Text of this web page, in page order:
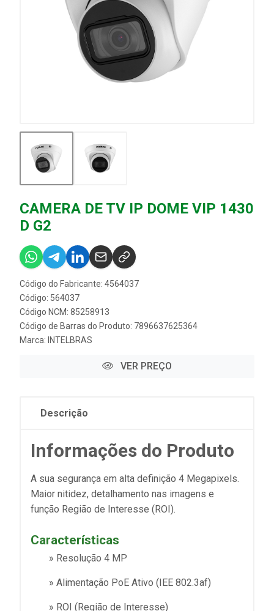
CAMERA DE TV IP DOME VIP 1430
D G2
Código do Fabricante: 4564037
Código: 564037
Código NCM: 85258913
Código de Barras do Produto: 7896637625364
Marca: INTELBRAS
VER PREÇO
Descrição
Informações do Produto
A sua segurança em alta definição 4 Megapixels.
Maior nitidez, detalhamento nas imagens e
função Região de Interesse (ROI).
Características
» Resolução 4 MP
» Alimentação PoE Ativo (IEE 802.3af)
» ROI (Região de Interesse)